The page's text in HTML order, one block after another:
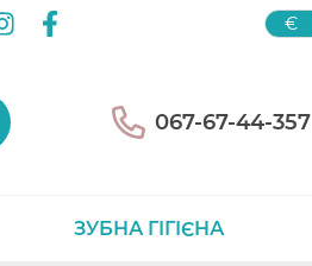
€
067-67-44-357
ЗУБНА ГІГІЄНА